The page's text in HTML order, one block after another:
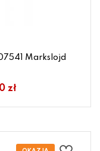
Markslojd
zł